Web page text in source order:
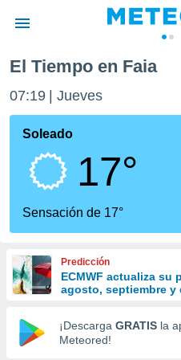
de
por
que se
calidad.
a este
las
y
forma
digital
basada
El Tiempo en Faia
07:19 Jueves
Soleado
17°
Sensación de 17°
Predicción
ECMWF actualiza su
agosto, septiembre y
¡Descarga GRATIS la
Meteored!